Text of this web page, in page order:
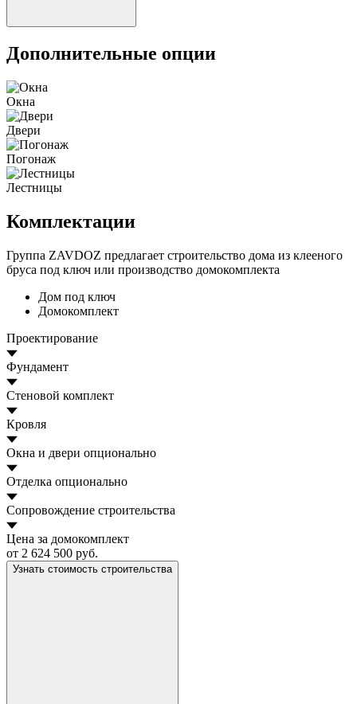
Дополнительные опции
Окна
Двери
Погонаж
Лестницы
Комплектации
Группа ZAVDOZ предлагает строительство дома из клееного
бруса под ключ или производство домокомплекта
Дом под ключ
Домокомплект
Проектирование
Фундамент
Стеновой комплект
Кровля
Окна и двери опционально
Отделка опционально
Сопровождение строительства
Цена за домокомплект
от 2 624 500 руб.
Узнать стоимость строительства